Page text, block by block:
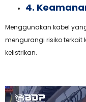
4.
Menggunakan kabel
mengurangi risiko
kelistrikan.